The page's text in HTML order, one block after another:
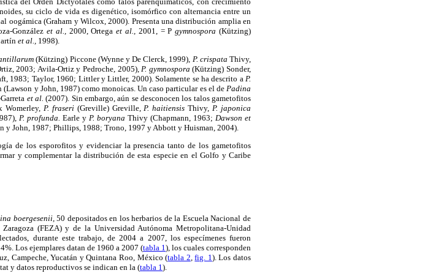
su ciclo de vida es digenético, isomórfico con alternancia entre un
(Graham y Wilcox, 2000). Presenta una distribución amplia en
González et al.,2000, Ortegaet al.,2001, = Pgymnospora (Kützing)
et al., 1998).
(Kützing) Piccone (Wynne y De Clerck, 1999), P. crispata Thivy,
2003; Avila-Ortiz y Pedroche, 2005), P. gymnospora (Kützing) Sonder,
1983; Taylor, 1960; Littler y Littler, 2000). Solamente se ha descrito a P.
(Lawson y John, 1987) como monoicas. Un caso particular es el de Padina
et al. (2007). Sin embargo, aún se desconocen los talos gametofitos
Womerley, P. fraseri(Greville) Greville, P. haitiensis Thivy, P. japonica
P. profunda. Earle y P. boryana Thivy (Chapmann, 1963; Dawson et
y John, 1987; Phillips, 1988; Trono, 1997 y Abbott y Huisman, 2004).
de los esporofitos y evidenciar la presencia tanto de los gametofitos
y complementar la distribución de esta especie en el Golfo y Caribe
boergesenii,50 depositados en los herbarios de la Escuela Nacional de
(FEZA) y de la Universidad Autónoma Metropolitana-Unidad
durante este trabajo, de 2004 a 2007, los especímenes fueron
Los ejemplares datan de 1960 a 2007 (tabla 1), los cuales corresponden
Campeche, Yucatán y Quintana Roo, México (tabla 2,fig. 1). Los datos
y datos reproductivos se indican en la (tabla 1).